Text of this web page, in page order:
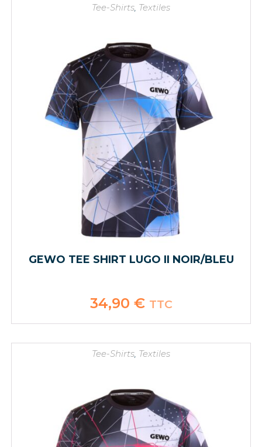
Tee-Shirts, Textiles
GEWO TEE SHIRT LUGO II NOIR/BLEU
34,90 € TTC
Tee-Shirts, Textiles